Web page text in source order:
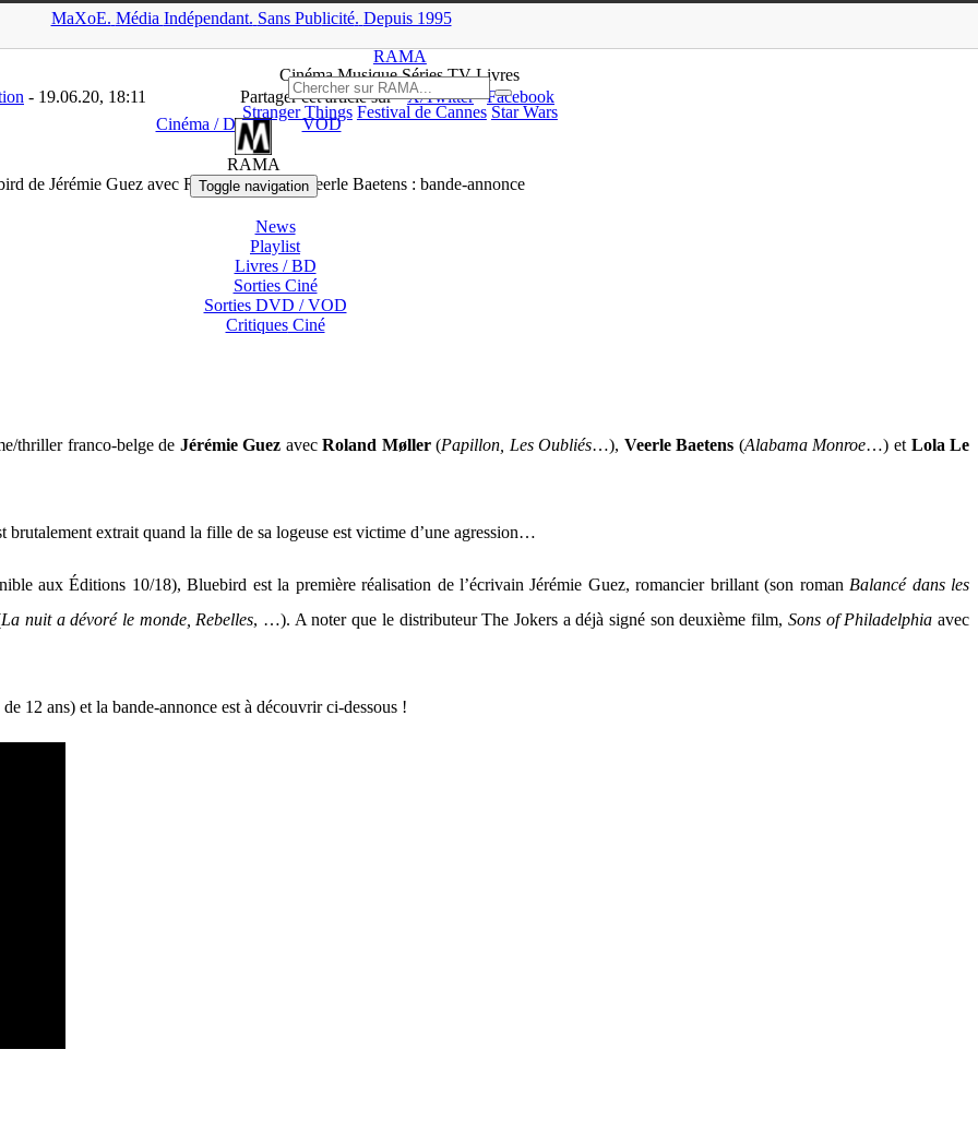
MaXoE. Média Indépendant. Sans Publicité. Depuis 1995
RAMA
CinémaMusique SériesTVLivres
Stranger Things Festival de Cannes Star Wars
RAMA
Toggle navigation
News
Playlist
Livres / BD
Sorties Ciné
Sorties DVD / VOD
CritiquesCiné
▲
- 19.06.20, 18:11 Partager cet article sur X/Twitter
Facebook
Cinéma / DVD
VOD
de Jérémie Guez avec Roland Møller et Veerle Baetens : bande-annonce
thriller franco-belge de Jérémie Guez avecRoland Møller(Papillon, Les Oubliés…), Veerle Baetens (Alabama Monroe…) et Lola Le
extrait quand la fille de sa logeuse est victime d’une agression…
aux Éditions 10/18), Bluebird est la première réalisation de l’écrivain Jérémie Guez, romancier brillant (son roman Balancé dans les
La nuit a dévoré le monde, Rebelles, …). A noter que le distributeur The Jokers a déjà signé son deuxième film, Sons of Philadelphia avec
12 ans) et la bande-annonce est à découvrir ci-dessous !